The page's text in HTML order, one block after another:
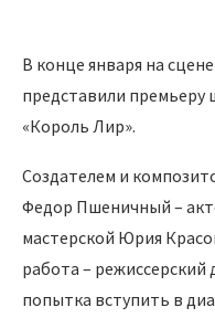
В конце января на
представили премьеру
«Король Лир».
Создателем и
Федор Пшеничный –
мастерской Юрия
работа –
попытка вступить в